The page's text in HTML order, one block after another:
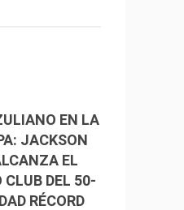
EN LA
JACKSON
EL
CLUB DEL 50-
RÉCORD